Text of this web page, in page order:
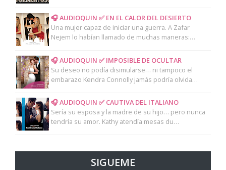
🎧 AUDIOQUIN ✅ EN EL CALOR DEL DESIERTO
Una mujer capaz de iniciar una guerra. A Zafar
Nejem lo habían llamado de muchas maneras:…
🎧 AUDIOQUIN ✅ IMPOSIBLE DE OCULTAR
Su deseo no podía disimularse… ni tampoco el
embarazo Kendra Connolly jamás podría olvida…
🎧 AUDIOQUIN ✅ CAUTIVA DEL ITALIANO
Sería su esposa y la madre de su hijo… pero nunca
tendría su amor. Kathy atendía mesas du…
SIGUEME